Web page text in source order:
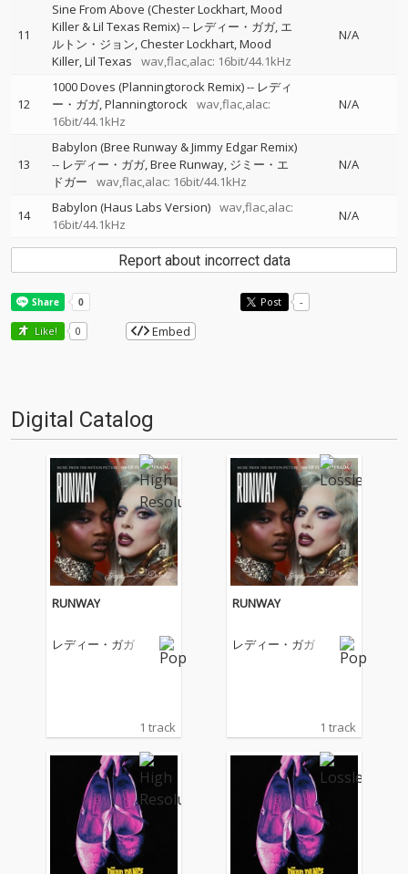
11
Sine From Above (Chester Lockhart, Mood
Killer & Lil Texas Remix)-- レディー・ガガ エ
ルトン・ジョン Chester Lockhart Mood
Killer Lil Texas wav,flac,alac: 16bit/44.1kHz
N/A
12
1000 Doves (Planningtorock Remix)-- レディ
ー・ガガ Planningtorock wav,flac,alac:
16bit/44.1kHz
N/A
13
Babylon (Bree Runway & Jimmy Edgar Remix)
-- レディー・ガガ Bree Runway ジミー・エ
ドガー
wav,flac,alac: 16bit/44.1kHz
N/A
14 Babylon (Haus Labs Version) wav,flac,alac:
16bit/44.1kHz
N/A
Report about incorrect data
Post -
Like! 0 Embed
Digital Catalog
RUNWAY
レディー・ガガ
1 track
RUNWAY
レディー・ガガ
1 track